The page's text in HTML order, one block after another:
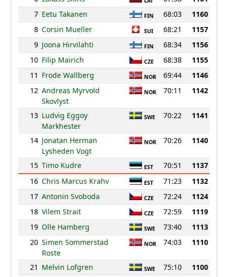
7 Eetu Takanen FIN 68:03
1160
8 Corsin Mueller SUI 68:21
1157
9 Joona Hirvilahti FIN 68:34
1156
10 Filip Mairich CZE 68:38
1155
11 Frode Wallberg NOR 69:44
1146
12 Andreas Myrvold
Skovlyst
NOR 70:11 1142
13 Ludvig Eggoy
Markhester
SWE 70:22 1141
14 Jonatan Herman
Lysheden Vogt
NOR 70:26 1140
15 Timo Kudre EST 70:51
1137
16 Chris Marcus Krahv EST 71:23
1132
17 Antonin Svoboda CZE 72:24
1124
18 Vilem Strait CZE 72:59
1119
19 Olle Hamberg SWE 73:40
1113
20 Simen Sommerstad
Roste
NOR 74:03 1110
21 Melvin Lofgren SWE 75:10
1100